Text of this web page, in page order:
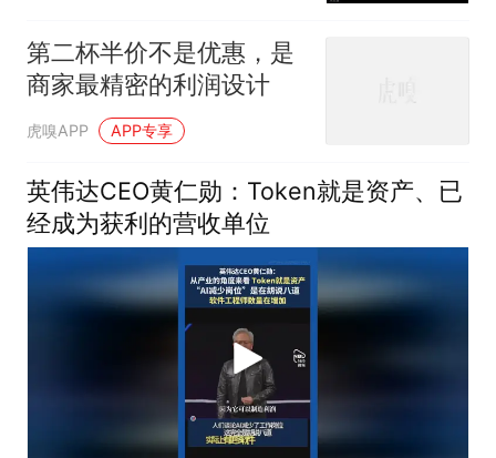
第二杯半价不是优惠，是
商家最精密的利润设计
虎嗅APP APP专享
英伟达CEO黄仁勋：Token就是资产、已
经成为获利的营收单位